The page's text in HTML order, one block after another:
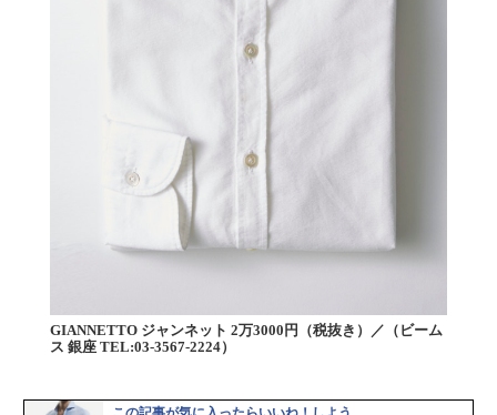
GIANNETTO ジャンネット 2万3000円（税抜き）／（ビーム
ス 銀座 TEL:03-3567-2224）